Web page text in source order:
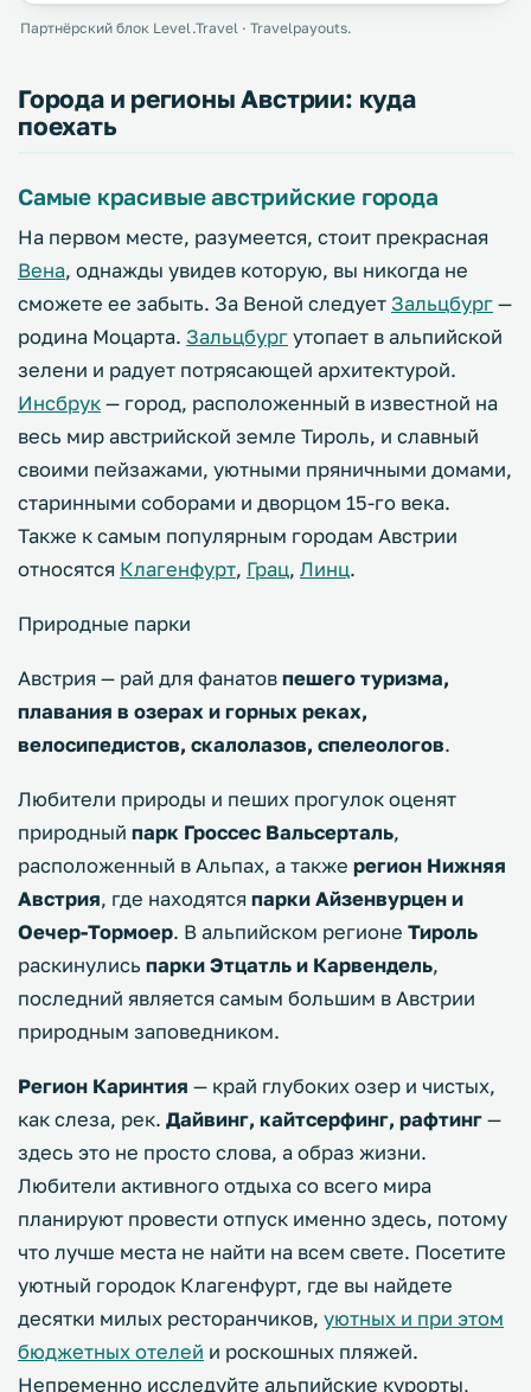
Партнёрский блок Level.Travel · Travelpayouts.
Города и регионы Австрии: куда
поехать
Самые красивые австрийские города
На первом месте, разумеется, стоит прекрасная
Вена, однажды увидев которую, вы никогда не
сможете ее забыть. За Веной следует Зальцбург —
родина Моцарта. Зальцбург утопает в альпийской
зелени и радует потрясающей архитектурой.
Инсбрук — город, расположенный в известной на
весь мир австрийской земле Тироль, и славный
своими пейзажами, уютными пряничными домами,
старинными соборами и дворцом 15-го века.
Также к самым популярным городам Австрии
относятся Клагенфурт, Грац, Линц.
Природные парки
Австрия — рай для фанатов пешего туризма,
плавания в озерах и горных реках,
велосипедистов, скалолазов, спелеологов.
Любители природы и пеших прогулок оценят
природный парк Гроссес Вальсерталь,
расположенный в Альпах, а также регион Нижняя
Австрия, где находятся парки Айзенвурцен и
Оечер-Тормоер. В альпийском регионе Тироль
раскинулись парки Этцатль и Карвендель,
последний является самым большим в Австрии
природным заповедником.
Регион Каринтия — край глубоких озер и чистых,
как слеза, рек. Дайвинг, кайтсерфинг, рафтинг —
здесь это не просто слова, а образ жизни.
Любители активного отдыха со всего мира
планируют провести отпуск именно здесь, потому
что лучше места не найти на всем свете. Посетите
уютный городок Клагенфурт, где вы найдете
десятки милых ресторанчиков, уютных и при этом
бюджетных отелей и роскошных пляжей.
Непременно исследуйте альпийские курорты,